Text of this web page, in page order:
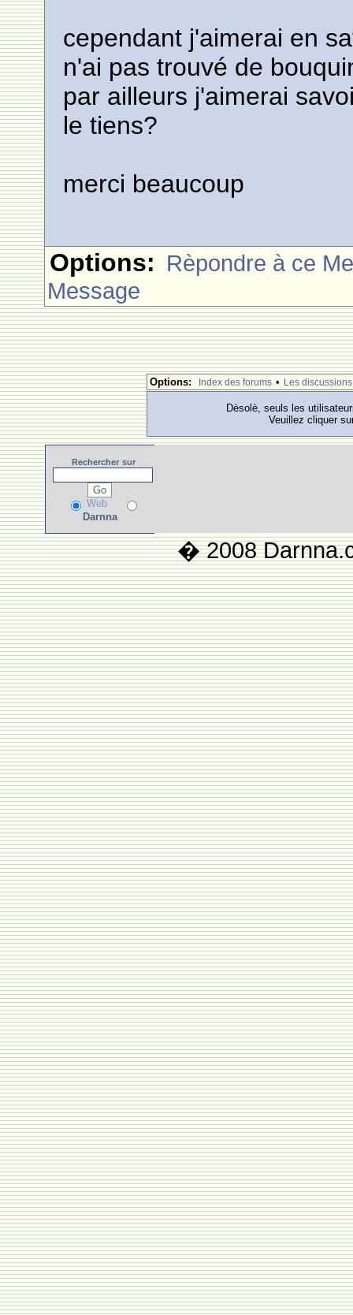
cependant j'aimerai en
n'ai pas trouvé de
par ailleurs j'aimerai
le tiens?
merci beaucoup
Options: Rèpondre à ce
Message
Options: Index des forums • Les discussions
Dèsolè, seuls les
Veuillez cliquer
Rechercher sur
Web
Darnna
� 2008